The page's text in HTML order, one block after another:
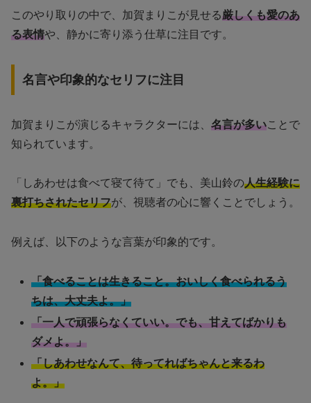
このやり取りの中で、加賀まりこが見せる厳しくも愛のあ
る表情や、静かに寄り添う仕草に注目です。
名言や印象的なセリフに注目
加賀まりこが演じるキャラクターには、 名言が多いことで
知られています。
「しあわせは食べて寝て待て」でも、美山鈴の人生経験に
裏打ちされたセリフが、視聴者の心に響くことでしょう。
例えば、以下のような言葉が印象的です。
「食べることは生きること。おいしく食べられるう
ちは、大丈夫よ。」
「一人で頑張らなくていい。でも、甘えてばかりも
ダメよ。」
「しあわせなんて、待ってればちゃんと来るわ
よ。」